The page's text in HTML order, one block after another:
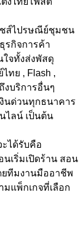
ชส์ไปรษณีย์ชุมชน
รกิจการค้า
จทั้งส่งพัสดุ
ทย , Flash ,
งบริการอื่นๆ
งินด่วนทุกธนาคาร
ไลน์ เป็นต้น
ะได้รับคือ
เริ่มเปิดร้าน สอน
ยทีมงานมืออาชีพ
แพ็กเกจที่เลือก